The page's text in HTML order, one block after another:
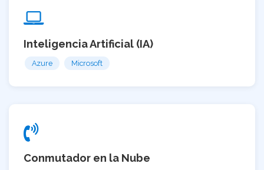
Inteligencia Artificial (IA)
Azure Microsoft
Conmutador en la Nube